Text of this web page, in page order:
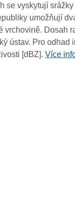
se vyskytují srážky
umožňují
vrchovině. Dosah
ústav. Pro odhad
[dBZ].Více